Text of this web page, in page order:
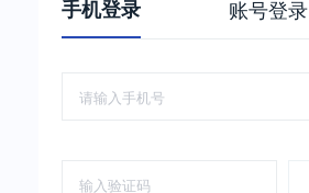
手机登录 账号登录